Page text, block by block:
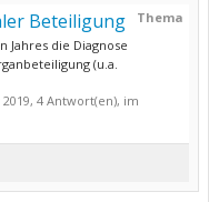
Thema
Beteiligung
Jahres die Diagnose
(u.a.
, 4 Antwort(en), im